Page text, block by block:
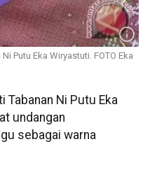
Putu Eka Wiryastuti. FOTO Eka
Tabanan Ni Putu Eka
undangan
sebagai warna